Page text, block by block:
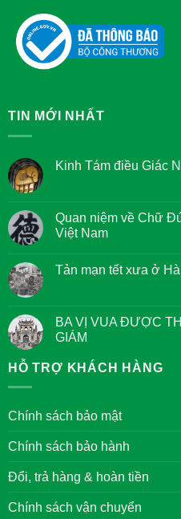
TIN MỚI NHẤT
Kinh Tám điều Giác
luận
ở
Kinh
Giác
Ngộ
Đại
Nhân
Quan niệm về Chữ
Việt Nam
bình
về
Chữ
Đức
văn
hóa
Nam
Tản mạn tết xưa ở
luận
ở
Tản
xưa
BA VỊ VUA ĐƯỢC
GIÁM
có
bình
VỊ
THỜ
MIẾU
GIÁM
HỖ TRỢ KHÁCH HÀNG
Chính sách bảo mật
Chính sách bảo hành
Đổi, trả hàng & hoàn tiền
Chính sách vận chuyển